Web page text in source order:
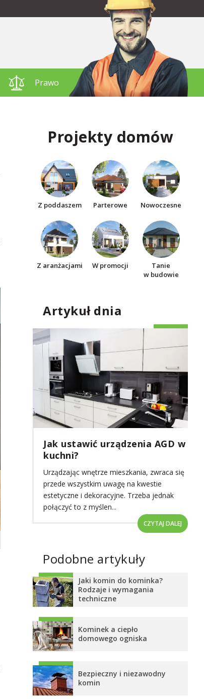
Prawo
Projekty domów
Z poddaszem Parterowe Nowoczesne
Z aranżacjami W promocji
Tanie
w budowie
Artykuł dnia
Jak ustawić urządzenia AGD w
kuchni?
Urządzając wnętrze mieszkania, zwraca się
przede wszystkim uwagę na kwestie
estetyczne i dekoracyjne. Trzeba jednak
połączyć to z myślen...
CZYTAJ DALEJ
Podobne artykuły
Jaki komin do kominka?
Rodzaje i wymagania
techniczne
Kominek a ciepło
domowego ogniska
Bezpieczny i niezawodny
komin